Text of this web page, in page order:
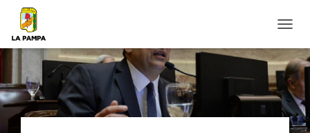
A
M
B
A
R
M